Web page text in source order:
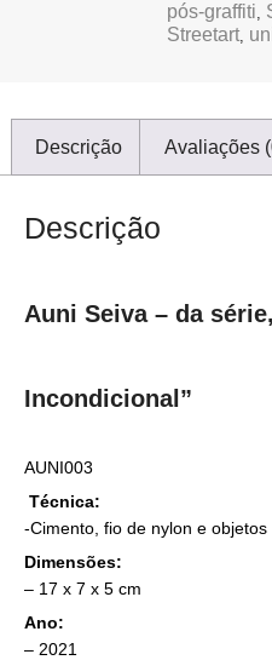
pós-graffiti,
Streetart,
Descrição Avaliações
Descrição
Auni Seiva – da
Incondicional”
AUNI003
Técnica:
-Cimento, fio de nylon e objetos
Dimensões:
– 17 x 7 x 5 cm
Ano:
– 2021